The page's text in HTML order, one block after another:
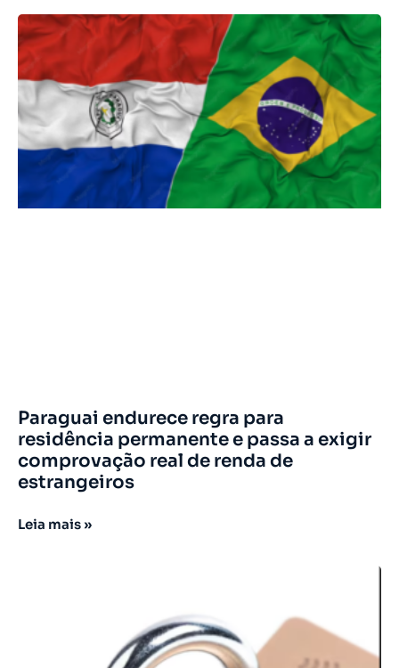
Paraguai endurece regra para
residência permanente e passa a exigir
comprovação real de renda de
estrangeiros
Leia mais »